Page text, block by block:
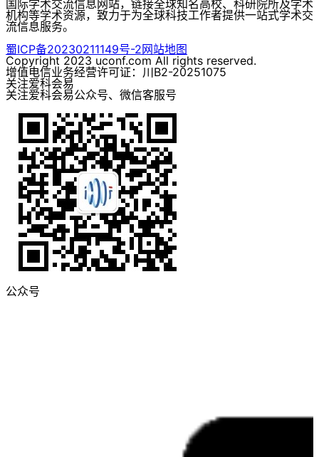
国际学术交流信息网站，链接全球知名高校、科研院所及学术
机构等学术资源，致力于为全球科技工作者提供一站式学术交
流信息服务。
蜀ICP备20230211149号-2网站地图
Copyright 2023 uconf.com All rights reserved.
增值电信业务经营许可证：川B2-20251075
关注爱科会易
关注爱科会易公众号、微信客服号
公众号